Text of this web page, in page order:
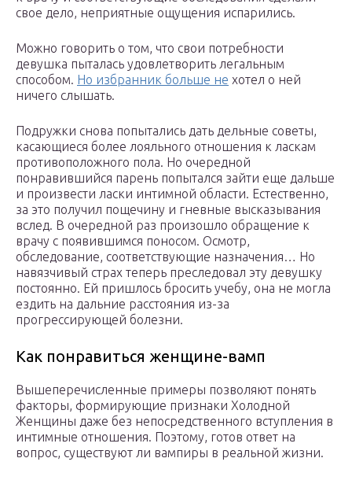
свое дело, неприятные ощущения испарились.
Можно говорить о том, что свои потребности
девушка пыталась удовлетворить легальным
способом. Но избранник больше не хотел о ней
ничего слышать.
Подружки снова попытались дать дельные советы,
касающиеся более лояльного отношения к ласкам
противоположного пола. Но очередной
понравившийся парень попытался зайти еще дальше
и произвести ласки интимной области. Естественно,
за это получил пощечину и гневные высказывания
вслед. В очередной раз произошло обращение к
врачу с появившимся поносом. Осмотр,
обследование, соответствующие назначения… Но
навязчивый страх теперь преследовал эту девушку
постоянно. Ей пришлось бросить учебу, она не могла
ездить на дальние расстояния из-за
прогрессирующей болезни.
Как понравиться женщине-вамп
Вышеперечисленные примеры позволяют понять
факторы, формирующие признаки Холодной
Женщины даже без непосредственного вступления в
интимные отношения. Поэтому, готов ответ на
вопрос, существуют ли вампиры в реальной жизни.